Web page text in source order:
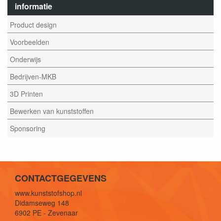
informatie
Product design
Voorbeelden
Onderwijs
Bedrijven-MKB
3D Printen
Bewerken van kunststoffen
Sponsoring
CONTACTGEGEVENS
www.kunststofshop.nl
Didamseweg 148
6902 PE - Zevenaar